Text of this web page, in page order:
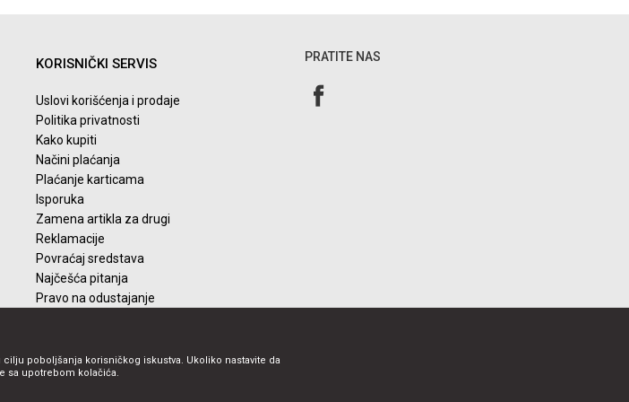
KORISNIČKI SERVIS
Uslovi korišćenja i prodaje
Politika privatnosti
Kako kupiti
Načini plaćanja
Plaćanje karticama
Isporuka
Zamena artikla za drugi
Reklamacije
Povraćaj sredstava
Najčešća pitanja
Pravo na odustajanje
PRATITE NAS
poboljšanja korisničkog iskustva. Ukoliko nastavite da
sa upotrebom kolačića.